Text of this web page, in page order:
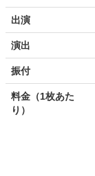
出演
演出
振付
料金（1枚あた
り）